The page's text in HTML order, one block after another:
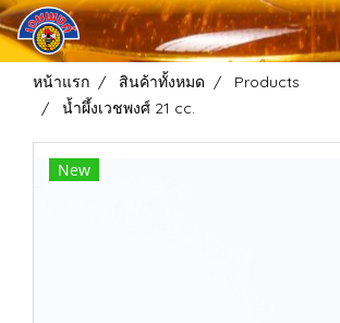
หน้าแรก สินค้าทั้งหมด
Products
น้ำผึ้งเวชพงศ์ 21 cc.
New